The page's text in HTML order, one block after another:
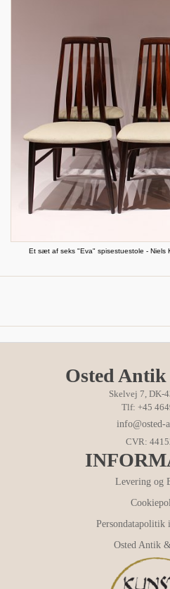
Et sæt af seks "Eva" spisestuestole - Niels
Osted
Skelvej 7, DK-
Tlf: +45
info@osted-
CVR:
Levering og
Persondatapolitik
Osted Antik